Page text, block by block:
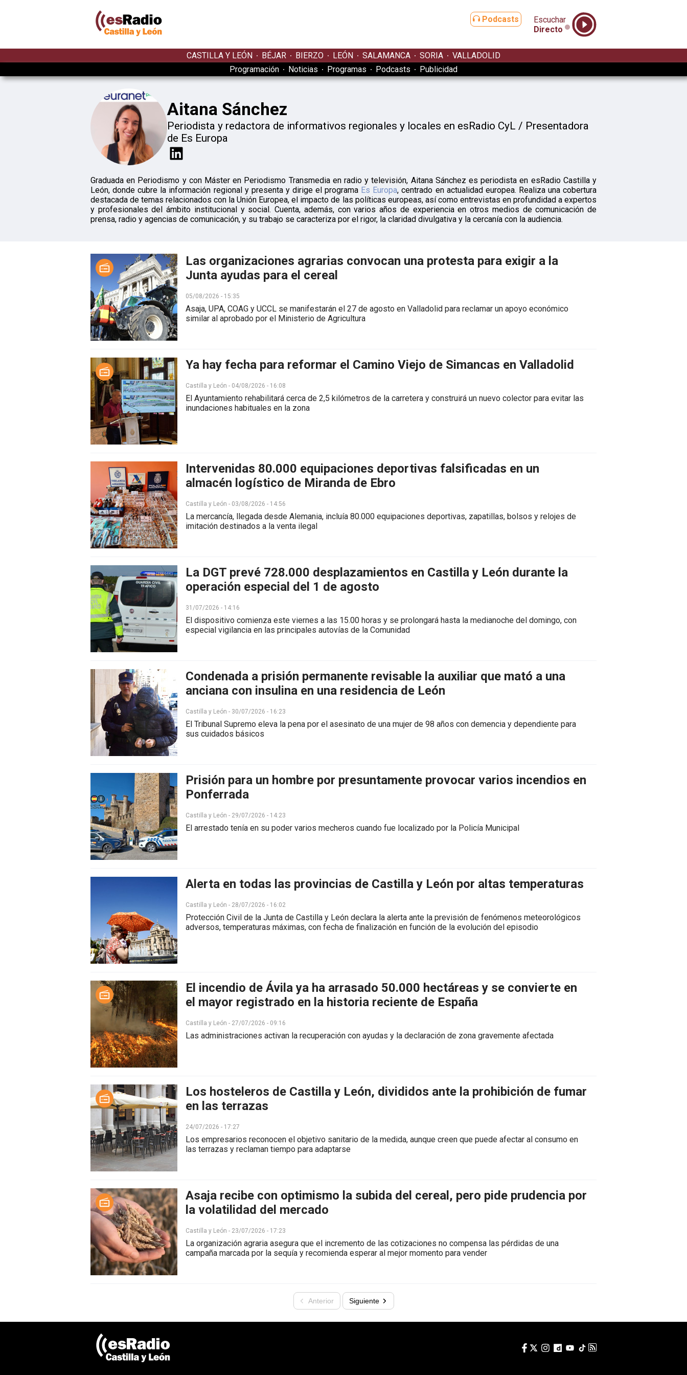
Podcasts
Escuchar
Directo
CASTILLA Y LEÓN BÉJAR BIERZO LEÓN SALAMANCA SORIA
VALLADOLID
Programación
Noticias Programas Podcasts Publicidad
Aitana Sánchez
Periodista y redactora de informativos regionales y locales en esRadio CyL / Presentadora
de Es Europa
Graduada en Periodismo y con Máster en Periodismo Transmedia en radio y televisión, Aitana Sánchez es periodista en esRadio Castilla y
León, donde cubre la información regional y presenta y dirige el programa Es Europa, centrado en actualidad europea. Realiza una cobertura
destacada de temas relacionados con la Unión Europea, el impacto de las políticas europeas, así como entrevistas en profundidad a expertos
y profesionales del ámbito institucional y social. Cuenta, además, con varios años de experiencia en otros medios de comunicación de
prensa, radio y agencias de comunicación, y su trabajo se caracteriza por el rigor, la claridad divulgativa y la cercanía con la audiencia.
Las organizaciones agrarias convocan una protesta para exigir a la
Junta ayudas para el cereal
05/08/2026 - 15:35
Asaja, UPA, COAG y UCCL se manifestarán el 27 de agosto en Valladolid para reclamar un apoyo económico
similar al aprobado por el Ministerio de Agricultura
Ya hay fecha para reformar el Camino Viejo de Simancas en Valladolid
Castilla y León - 04/08/2026 - 16:08
El Ayuntamiento rehabilitará cerca de 2,5 kilómetros de la carretera y construirá un nuevo colector para evitar las
inundaciones habituales en la zona
Intervenidas 80.000 equipaciones deportivas falsificadas en un
almacén logístico de Miranda de Ebro
Castilla y León - 03/08/2026 - 14:56
La mercancía, llegada desde Alemania, incluía 80.000 equipaciones deportivas, zapatillas, bolsos y relojes de
imitación destinados a la venta ilegal
La DGT prevé 728.000 desplazamientos en Castilla y León durante la
operación especial del 1 de agosto
31/07/2026 - 14:16
El dispositivo comienza este viernes a las 15.00 horas y se prolongará hasta la medianoche del domingo, con
especial vigilancia en las principales autovías de la Comunidad
Condenada a prisión permanente revisable la auxiliar que mató a una
anciana con insulina en una residencia de León
Castilla y León - 30/07/2026 - 16:23
El Tribunal Supremo eleva la pena por el asesinato de una mujer de 98 años con demencia y dependiente para
sus cuidados básicos
Prisión para un hombre por presuntamente provocar varios incendios en
Ponferrada
Castilla y León - 29/07/2026 - 14:23
El arrestado tenía en su poder varios mecheros cuando fue localizado por la Policía Municipal
Alerta en todas las provincias de Castilla y León por altas temperaturas
Castilla y León - 28/07/2026 - 16:02
Protección Civil de la Junta de Castilla y León declara la alerta ante la previsión de fenómenos meteorológicos
adversos, temperaturas máximas, con fecha de finalización en función de la evolución del episodio
El incendio de Ávila ya ha arrasado 50.000 hectáreas y se convierte en
el mayor registrado en la historia reciente de España
Castilla y León - 27/07/2026 - 09:16
Las administraciones activan la recuperación con ayudas y la declaración de zona gravemente afectada
Los hosteleros de Castilla y León, divididos ante la prohibición de fumar
en las terrazas
24/07/2026 - 17:27
Los empresarios reconocen el objetivo sanitario de la medida, aunque creen que puede afectar al consumo en
las terrazas y reclaman tiempo para adaptarse
Asaja recibe con optimismo la subida del cereal, pero pide prudencia por
la volatilidad del mercado
Castilla y León - 23/07/2026 - 17:23
La organización agraria asegura que el incremento de las cotizaciones no compensa las pérdidas de una
campaña marcada por la sequía y recomienda esperar al mejor momento para vender
Anterior Siguiente